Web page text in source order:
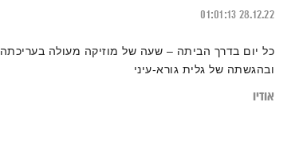
28.12.22
01:01:13
כל יום בדרך הביתה – שעה של מוזיקה מעולה בעריכתה
ובהגשתה של גלית גורא-עיני
אודיו